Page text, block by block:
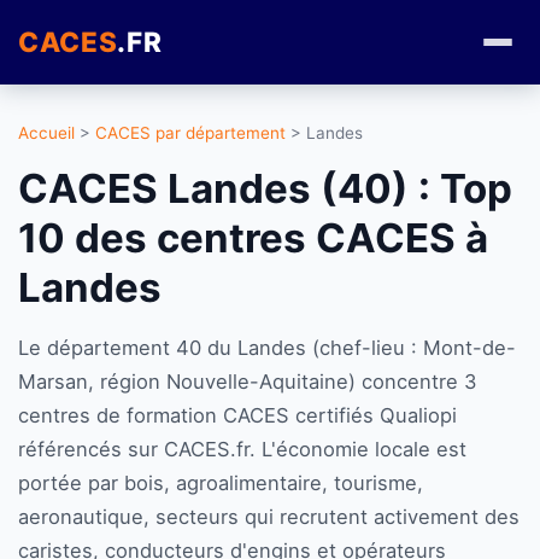
CACES.FR
Accueil > CACES par département > Landes
CACES Landes (40) : Top
10 des centres CACES à
Landes
Le département 40 du Landes (chef-lieu : Mont-de-
Marsan, région Nouvelle-Aquitaine) concentre 3
centres de formation CACES certifiés Qualiopi
référencés sur CACES.fr. L'économie locale est
portée par bois, agroalimentaire, tourisme,
aeronautique, secteurs qui recrutent activement des
caristes, conducteurs d'engins et opérateurs